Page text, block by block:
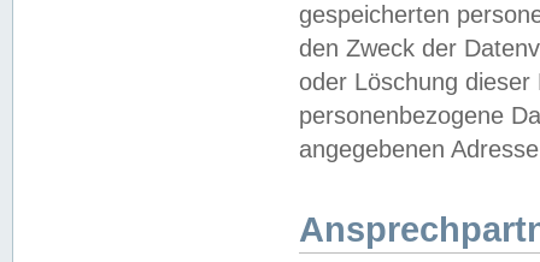
gespeicherten
den Zweck der
oder Löschung
personenbezogene
angegebenen